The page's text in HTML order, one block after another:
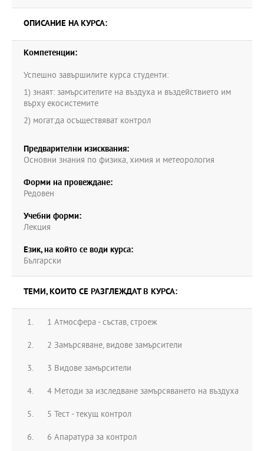
ОПИСАНИЕ НА КУРСА:
Компетенции:
Успешно завършилите курса студенти:
1) знаят: замърсителите на въздуха и въздействието им
върху екосистемите
2) могат:да осъществяват контрол
Предварителни изисквания:
Основни знания по физика, химия и метеорология
Форми на провеждане:
Редовен
Учебни форми:
Лекция
Език, на който се води курса:
Български
ТЕМИ, КОИТО СЕ РАЗГЛЕЖДАТ В КУРСА:
1 Атмосфера - състав, строеж
2 Замърсяване, видове замърсители
3 Видове замърсители
4 Методи за изследване замърсяването на въздуха
5 Тест - текущ контрол
6 Апаратура за контрол